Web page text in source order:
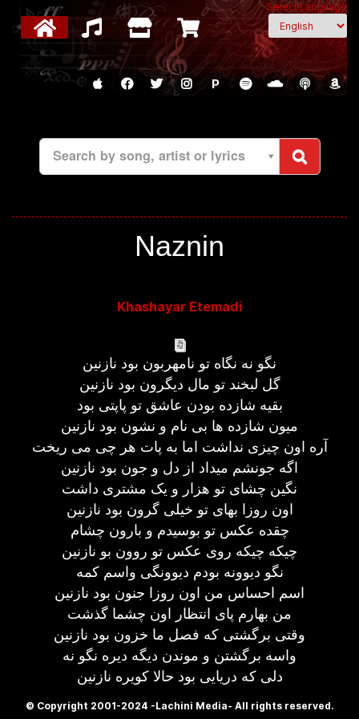
Select Language
P
Search by song, artist or lyrics
Naznin
Khashayar Etemadi
نگو نه نگاه تو نامهربون بود نازنین
گل لبخند تو مال دیگرون بود نازنین
بقیه شازده بودن عاشق تو پاپتی بود
میون شازده ها بی نام و نشون بود نازنین
آره اون چیزی نداشت اما به پات هر چی می ریخت
اگه جونشم میداد از دل و جون بود نازنین
نگین چشای تو هزار و یک مشتری داشت
اون روزا بهای تو خیلی گرون بود نازنین
چقده عکس تو بوسیدم و بارون چشام
چیکه چیکه روی عکس تو روون بو نازنین
نگو دیوونه بودم دیوونگی واسم کمه
اسم احساس من اون روزا جنون بود نازنین
من بهارم پای انتظار اون چشما گذشت
وقتی برگشتی که فصل ما خزون بود نازنین
واسه برگشتن و موندن دیگه دیره نگو نه
دلی که دریایی بود حالا کویره نازنین
© Copyright 2001-2024 -Lachini Media- All rights reserved.